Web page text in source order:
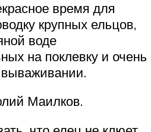
время для
крупных ельцов,
воде
на поклевку и очень
Маилков.